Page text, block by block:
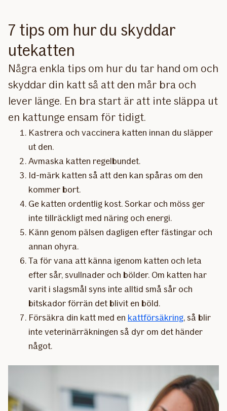
7 tips om hur du skyddar
utekatten
Några enkla tips om hur du tar hand om och
skyddar din katt så att den mår bra och
lever länge. En bra start är att inte släppa ut
en kattunge ensam för tidigt.
Kastrera och vaccinera katten innan du släpper
ut den.
Avmaska katten regelbundet.
Id-märk katten så att den kan spåras om den
kommer bort.
Ge katten ordentlig kost. Sorkar och möss ger
inte tillräckligt med näring och energi.
Känn genom pälsen dagligen efter fästingar och
annan ohyra.
Ta för vana att känna igenom katten och leta
efter sår, svullnader och bölder. Om katten har
varit i slagsmål syns inte alltid små sår och
bitskador förrän det blivit en böld.
Försäkra din katt med en kattförsäkring, så blir
inte veterinärräkningen så dyr om det händer
något.